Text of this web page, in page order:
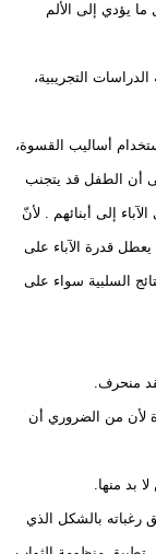
يؤدي إلى الألم
التجريبية،
أساليب القسوة،
أن الطفل قد يتجنب
إلى أبنائهم . لأنّ
يعطل قدرة الآباء على
السلبية سواء على
منحرف.
لأن من الضروري أن
بد منها.
رغباته بالشكل الذي